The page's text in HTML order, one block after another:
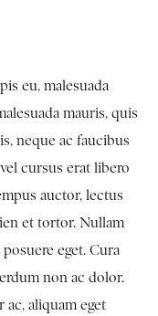
eu, malesuada
mauris, quis
neque ac faucibus
cursus erat libero
auctor, lectus
et tortor. Nullam
eget. Cura
non ac dolor.
aliquam eget